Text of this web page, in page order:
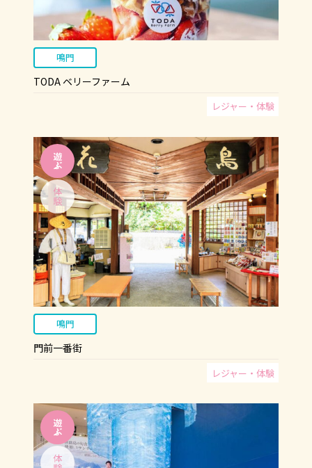
鳴門
TODA ベリーファーム
レジャー・体験
鳴門
門前一番街
レジャー・体験